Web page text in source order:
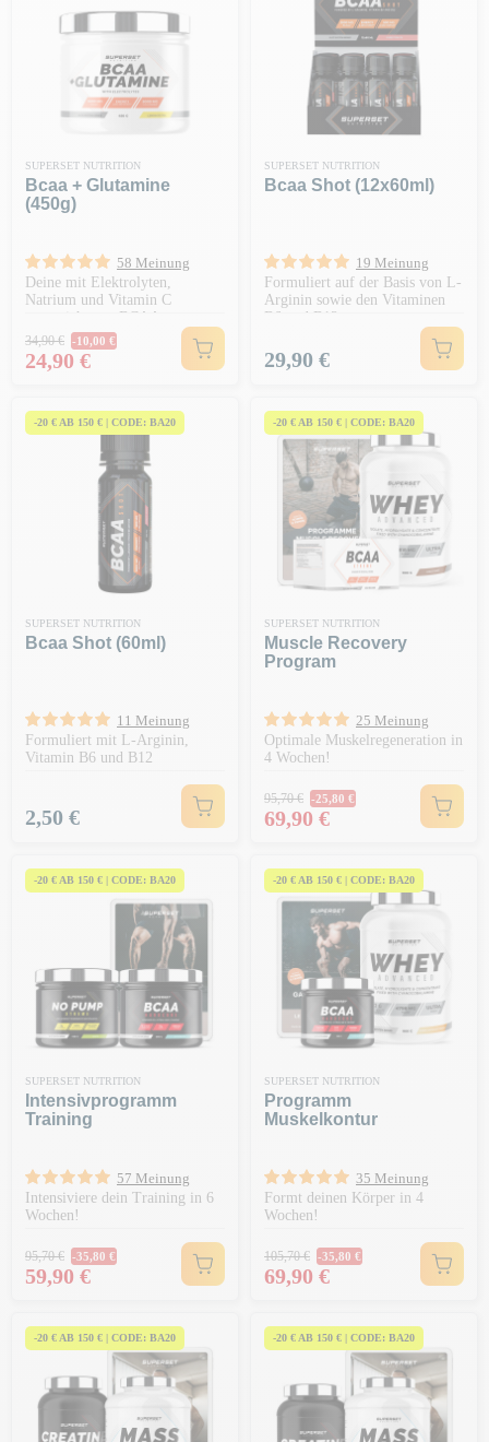
SUPERSET NUTRITION
Bcaa + Glutamine
(450g)
58 Meinung
Deine mit Elektrolyten,
Natrium und Vitamin C
angereicherten BCAAs
Regulärer Preis
34,90 € -10,00 €
Preis
24,90 €
SUPERSET NUTRITION
Bcaa Shot (12x60ml)
19 Meinung
Formuliert auf der Basis von L-
Arginin sowie den Vitaminen
B6 und B12.
Preis
29,90 €
-20 € AB 150 € | CODE: BA20
SUPERSET NUTRITION
Bcaa Shot (60ml)
11 Meinung
Formuliert mit L-Arginin,
Vitamin B6 und B12
Preis
2,50 €
-20 € AB 150 € | CODE: BA20
SUPERSET NUTRITION
Muscle Recovery
Program
25 Meinung
Optimale Muskelregeneration in
4 Wochen!
Regulärer Preis
95,70 € -25,80 €
Preis
69,90 €
-20 € AB 150 € | CODE: BA20
SUPERSET NUTRITION
Intensivprogramm
Training
57 Meinung
Intensiviere dein Training in 6
Wochen!
Regulärer Preis
95,70 € -35,80 €
Preis
59,90 €
-20 € AB 150 € | CODE: BA20
SUPERSET NUTRITION
Programm
Muskelkontur
35 Meinung
Formt deinen Körper in 4
Wochen!
Regulärer Preis
105,70 € -35,80 €
Preis
69,90 €
-20 € AB 150 € | CODE: BA20 -20 € AB 150 € | CODE: BA20